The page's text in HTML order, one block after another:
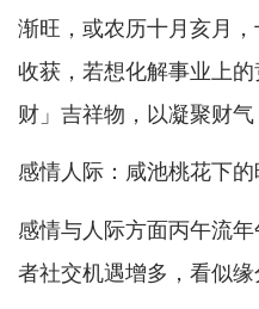
渐旺，或农历十月亥月
收获，若想化解事业上
财」吉祥物，以凝聚财气
感情人际：咸池桃花下
感情与人际方面丙午流
者社交机遇增多，看似缘